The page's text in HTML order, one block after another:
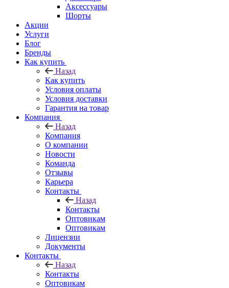
Аксессуары
Шорты
Акции
Услуги
Блог
Бренды
Как купить
Назад
Как купить
Условия оплаты
Условия доставки
Гарантия на товар
Компания
Назад
Компания
О компании
Новости
Команда
Отзывы
Карьера
Контакты
Назад
Контакты
Оптовикам
Оптовикам
Лицензии
Документы
Контакты
Назад
Контакты
Оптовикам